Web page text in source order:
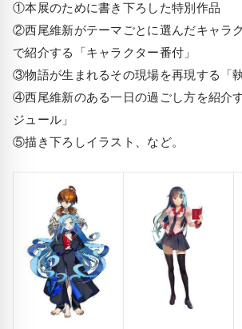
①本展のために書き下ろした特別作品
②西尾維新がテーマごとに選んだキャラ
で紹介する「キャラクター番付」
③物語が生まれるその現場を再現する「執
④西尾維新のある一日の過ごし方を紹介
ジュール」
⑤描き下ろしイラスト、など。